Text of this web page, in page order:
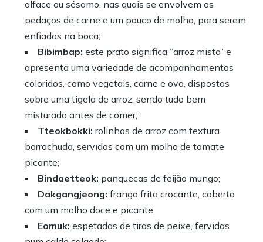
alface ou sésamo, nas quais se envolvem os
pedaços de carne e um pouco de molho, para serem
enfiados na boca;
Bibimbap:este prato significa “arroz misto” e
apresenta uma variedade de acompanhamentos
coloridos, como vegetais, carne e ovo, dispostos
sobre uma tigela de arroz, sendo tudo bem
misturado antes de comer;
Tteokbokki: rolinhos de arroz com textura
borrachuda, servidos com um molho de tomate
picante;
Bindaetteok: panquecas de feijão mungo;
Dakgangjeong: frango frito crocante, coberto
com um molho doce e picante;
Eomuk: espetadas de tiras de peixe, fervidas